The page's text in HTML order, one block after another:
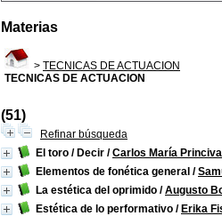
Materias
> TECNICAS DE ACTUACION
TECNICAS DE ACTUACION
(51)
Refinar búsqueda
El toro / Decir /Carlos María
Elementos de fonética general /
La estética del oprimido /Augusto
Estética de lo performativo / Erika